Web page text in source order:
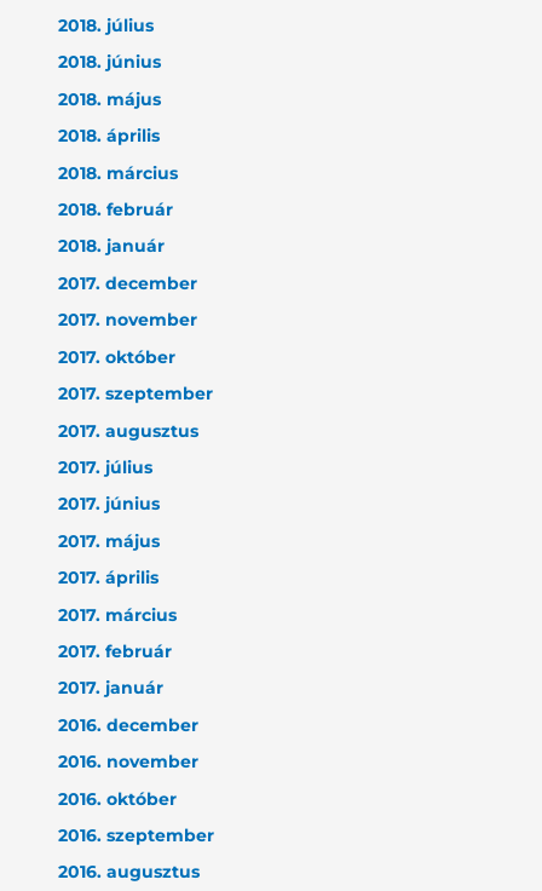
2018. július
2018. június
2018. május
2018. április
2018. március
2018. február
2018. január
2017. december
2017. november
2017. október
2017. szeptember
2017. augusztus
2017. július
2017. június
2017. május
2017. április
2017. március
2017. február
2017. január
2016. december
2016. november
2016. október
2016. szeptember
2016. augusztus